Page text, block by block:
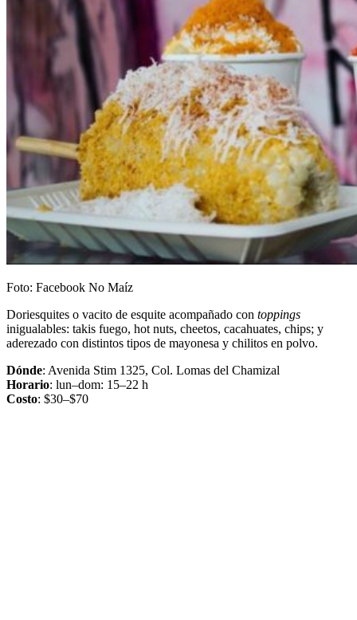
Foto: Facebook No Maíz
Doriesquites o vacito de esquite acompañado con toppings
inigualables: takis fuego, hot nuts, cheetos, cacahuates, chips; y
aderezado con distintos tipos de mayonesa y chilitos en polvo.
Dónde: Avenida Stim 1325, Col. Lomas del Chamizal
Horario: lun–dom: 15–22 h
Costo: $30–$70